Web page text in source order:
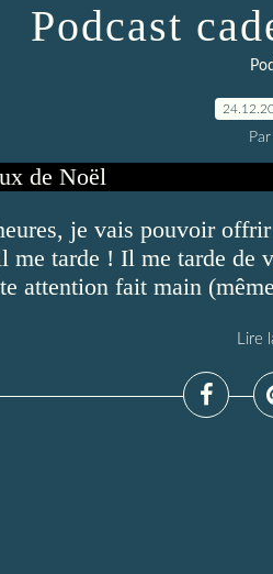
Podcast
je vais pouvoir
me tarde ! Il me tarde de
attention fait main
Lire